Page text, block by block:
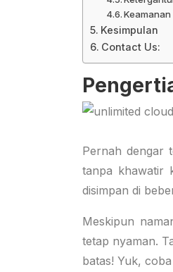
Keamanan
Kesimpulan
Contact Us:
Pernah dengar
tanpa khawatir
disimpan di
Meskipun
tetap nyaman.
batas! Yuk,